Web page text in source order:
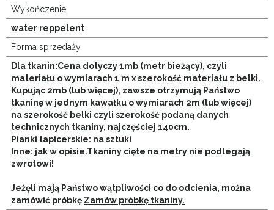
Wykończenie
water reppelent
Forma sprzedaży
Dla tkanin:Cena dotyczy 1mb (metr bieżący), czyli
materiału o wymiarach 1 m x szerokość materiału z belki.
Kupując 2mb (lub więcej), zawsze otrzymują Państwo
tkaninę w jednym kawałku o wymiarach 2m (lub więcej)
na szerokość belki czyli szerokość podaną danych
technicznych tkaniny, najczęściej 140cm.
Pianki tapicerskie: na sztuki
Inne: jak w opisie.Tkaniny cięte na metry nie podlegają
zwrotowi!
Jeżęli mają Państwo wątpliwości co do odcienia, można
zamówić próbkę Zamów próbkę tkaniny.